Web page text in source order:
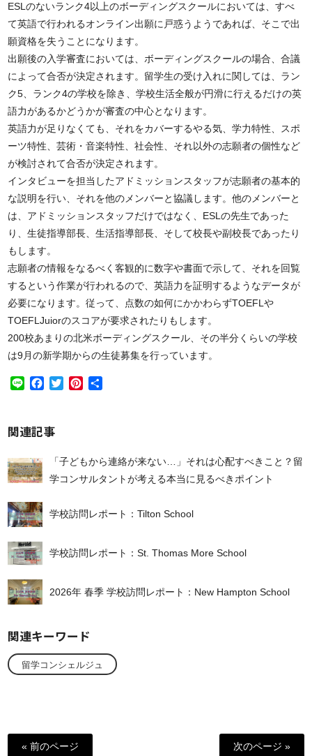
ESLのないランク4以上のボーディングスクールにおいては、すべ
て英語で行われるオンライン出願に戸惑うようであれば、そこで出
願資格を失うことになります。
出願後の入学審査においては、ボーディングスクールの場合、合議
によって合否が決定されます。留学生の受け入れに関しては、ラン
ク5、ランク4の学校を除き、学校生活全般が円滑に行えるだけの英
語力があるかどうかが審査の中心となります。
英語力が足りなくても、それをカバーするやる気、学力特性、スポ
ーツ特性、芸術・音楽特性、社会性、それ以外の志願者の個性など
が検討されて合否が決定されます。
インタビューを担当したアドミッションスタッフが志願者の基本的
な説明を行い、それを他のメンバーと協議します。他のメンバーと
は、アドミッションスタッフだけではなく、ESLの先生であった
り、生徒指導部長、生活指導部長、そして校長や副校長であったり
もします。
志願者の情報をなるべく客観的に数字や書面で示して、それを回覧
するという作業が行われるので、英語力を証明するようなデータが
必要になります。従って、点数の如何にかかわらずTOEFLや
TOEFLJuiorのスコアが要求されたりもします。
200校あまりの北米ボーディングスクール、その半分くらいの学校
は9月の新学期からの生徒募集を行っています。
Line Facebook
TwitterPinterest
関連記事
「子どもから連絡が来ない…」それは心配すべきこと？留
学コンサルタントが考える本当に見るべきポイント
学校訪問レポート：Tilton School
学校訪問レポート：St. Thomas More School
2026年 春季 学校訪問レポート：New Hampton School
関連キーワード
留学コンシェルジュ
« 前のページ 次のページ »